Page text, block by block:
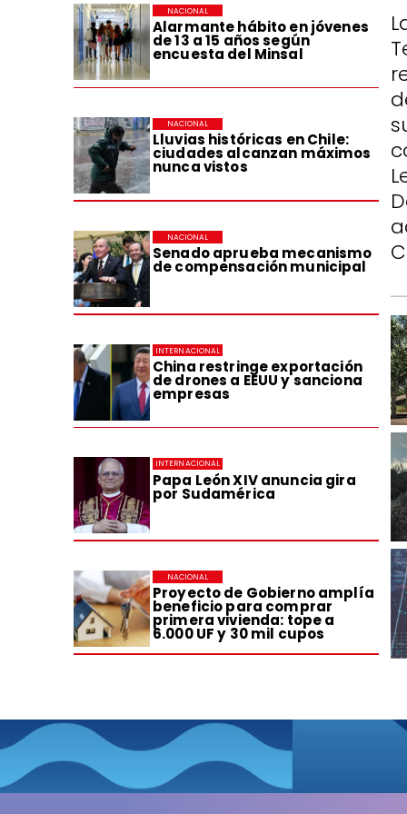
Alarmante hábito en jóvenes
de 13 a 15 años según
encuesta del Minsal
NACIONAL
Lluvias históricas en Chile:
ciudades alcanzan máximos
nunca vistos
NACIONAL
Senado aprueba mecanismo
de compensación municipal
NACIONAL
China restringe exportación
de drones a EEUU y sanciona
empresas
INTERNACIONAL
Papa León XIV anuncia gira
por Sudamérica
INTERNACIONAL
Proyecto de Gobierno amplía
beneficio para comprar
primera vivienda: tope a
6.000 UF y 30 mil cupos
NACIONAL